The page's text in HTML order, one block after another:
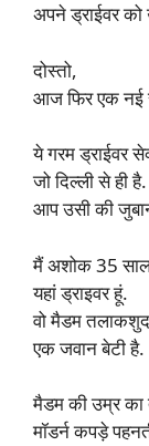
अपने ड्राईवर को
दोस्तो,
आज फिर एक नई
ये गरम ड्राईवर
जो दिल्ली से ही है.
आप उसी की
मैं अशोक 35
यहां ड्राइवर हूं.
वो मैडम
एक जवान बेटी है.
मैडम की उम्र का
मॉडर्न कपड़े